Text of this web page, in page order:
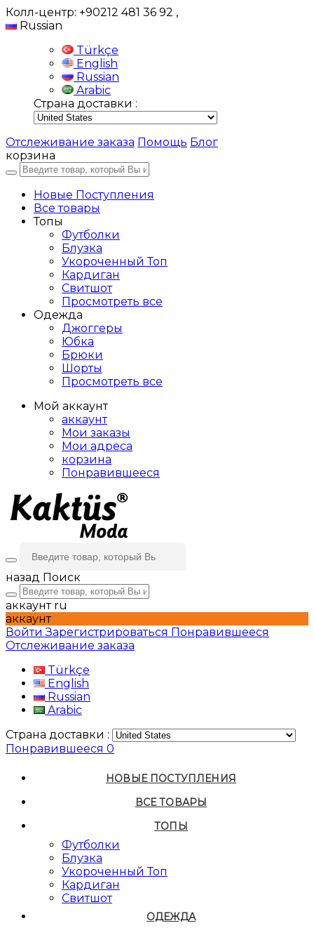
Колл-центр: +90212 481 36 92 ,
Russian
Türkçe
English
Russian
Arabic
Страна доставки :
Отслеживание заказа Помощь Блог
корзина
Новые Поступления
Все товары
Топы
Футболки
Блузка
Укороченный Топ
Кардиган
Свитшот
Просмотреть все
Одежда
Джоггеры
Юбка
Брюки
Шорты
Просмотреть все
Мой аккаунт
аккаунт
Мои заказы
Мои адреса
корзина
Понравившееся
назад Поиск
аккаунт ru
аккаунт
ВойтиЗарегистрироваться Понравившееся
Отслеживание заказа
Türkçe
English
Russian
Arabic
Страна доставки :
Понравившееся 0
НОВЫЕ ПОСТУПЛЕНИЯ
ВСЕ ТОВАРЫ
ТОПЫ
Футболки
Блузка
Укороченный Топ
Кардиган
Свитшот
ОДЕЖДА